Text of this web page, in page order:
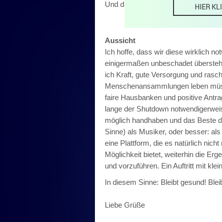
Und dann kam dieses: HIER
Aussicht
Ich hoffe, dass wir diese wirklich
einigermaßen unbeschadet
ich Kraft, gute Versorgung und
Menschenansammlungen leben
faire Hausbanken und positive
lange der Shutdown
möglich handhaben und das Beste
Sinne) als Musiker, oder besser:
eine Plattform, die es natürlich
Möglichkeit bietet, weiterhin die
und vorzuführen. Ein Auftritt mit
In diesem Sinne: Bleibt gesund!
Liebe Grüße